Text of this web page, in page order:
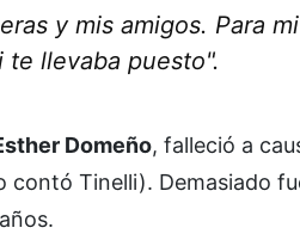
y mis amigos. Para
llevaba puesto".
Domeño, falleció a
Tinelli). Demasiado